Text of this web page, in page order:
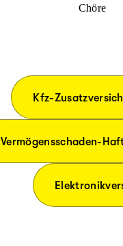
Chöre
Kfz-
Vermögensschaden-